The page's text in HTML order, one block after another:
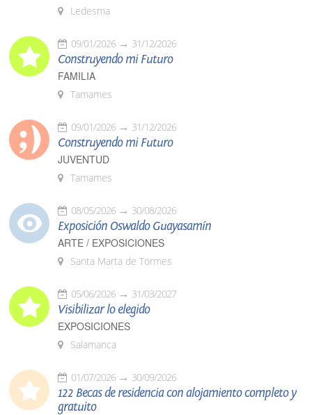
Ledesma
09/01/2026 31/12/2026
Construyendo mi Futuro
FAMILIA
Tamames
09/01/2026 31/12/2026
Construyendo mi Futuro
JUVENTUD
Tamames
08/05/2026 30/08/2026
Exposición Oswaldo Guayasamín
ARTE / EXPOSICIONES
Santa Marta de Tormes
05/06/2026 31/03/2027
Visibilizar lo elegido
EXPOSICIONES
Salamanca
01/07/2026 30/09/2026
122 Becas de residencia con alojamiento completo y
gratuito